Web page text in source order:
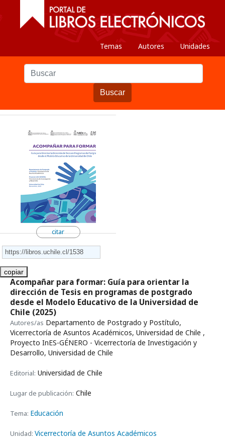
Temas Autores Unidades
Buscar
citar
copiar
Acompañar para formar: Guía para orientar la
dirección de Tesis en programas de postgrado
desde el Modelo Educativo de la Universidad de
Chile (2025)
Autores/as Departamento de Postgrado y Postítulo,
Vicerrectoría de Asuntos Académicos, Universidad de Chile ,
Proyecto InES-GÉNERO - Vicerrectoría de Investigación y
Desarrollo, Universidad de Chile
Editorial: Universidad de Chile
Lugar de publicación: Chile
Tema: Educación
Unidad: Vicerrectoría de Asuntos Académicos